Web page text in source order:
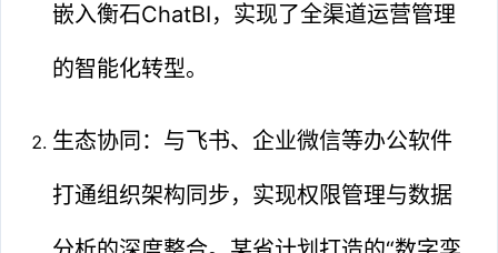
嵌入衡石ChatBI，实现了全渠道运营管理
的智能化转型。
生态协同：与飞书、企业微信等办公软件
打通组织架构同步，实现权限管理与数据